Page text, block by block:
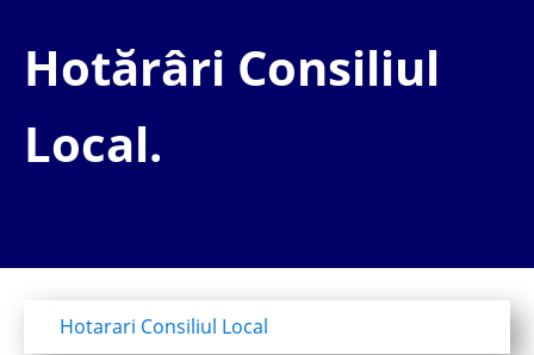
Hotărâri Consiliul
Local.
Hotarari Consiliul Local